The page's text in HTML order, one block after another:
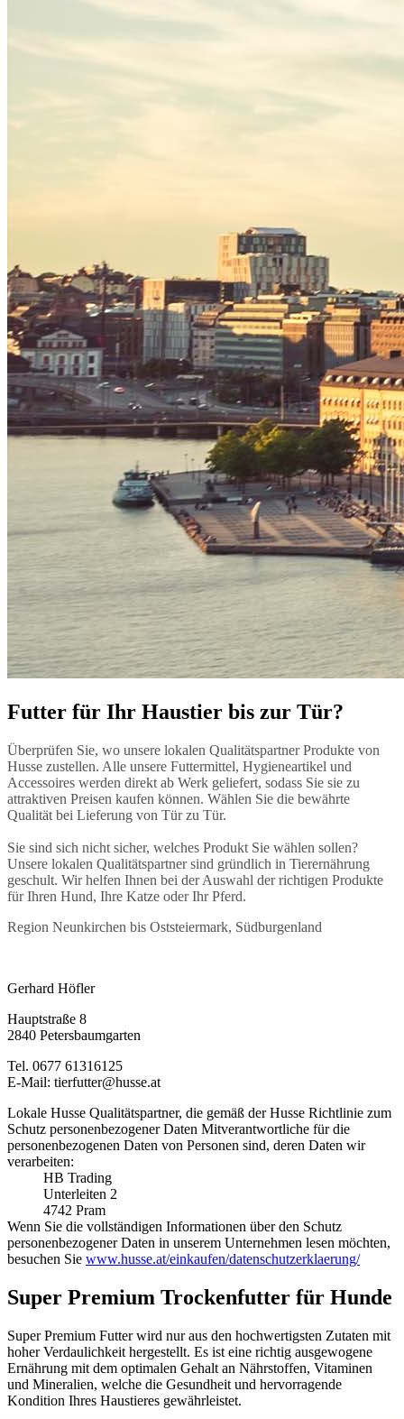
Futter für Ihr Haustier bis zur Tür?
Überprüfen Sie, wo unsere lokalen Qualitätspartner Produkte von
Husse zustellen. Alle unsere Futtermittel, Hygieneartikel und
Accessoires werden direkt ab Werk geliefert, sodass Sie sie zu
attraktiven Preisen kaufen können. Wählen Sie die bewährte
Qualität bei Lieferung von Tür zu Tür.
Sie sind sich nicht sicher, welches Produkt Sie wählen sollen?
Unsere lokalen Qualitätspartner sind gründlich in Tierernährung
geschult. Wir helfen Ihnen bei der Auswahl der richtigen Produkte
für Ihren Hund, Ihre Katze oder Ihr Pferd.
Region Neunkirchen bis Oststeiermark, Südburgenland
Gerhard Höfler
Hauptstraße 8
2840 Petersbaumgarten
Tel. 0677 61316125
E-Mail: tierfutter@husse.at
Lokale Husse Qualitätspartner, die gemäß der Husse Richtlinie zum
Schutz personenbezogener Daten Mitverantwortliche für die
personenbezogenen Daten von Personen sind, deren Daten wir
verarbeiten:
HB Trading
Unterleiten 2
4742 Pram
Wenn Sie die vollständigen Informationen über den Schutz
personenbezogener Daten in unserem Unternehmen lesen möchten,
besuchen Sie www.husse.at/einkaufen/datenschutzerklaerung/
Super Premium Trockenfutter für Hunde
Super Premium Futter wird nur aus den hochwertigsten Zutaten mit
hoher Verdaulichkeit hergestellt. Es ist eine richtig ausgewogene
Ernährung mit dem optimalen Gehalt an Nährstoffen, Vitaminen
und Mineralien, welche die Gesundheit und hervorragende
Kondition Ihres Haustieres gewährleistet.